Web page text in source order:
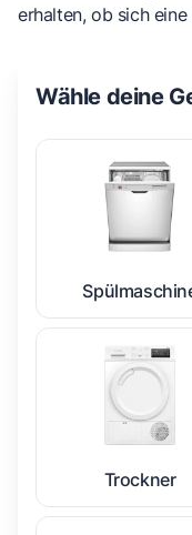
erhalten, ob sich
Wähle deine
Trockner